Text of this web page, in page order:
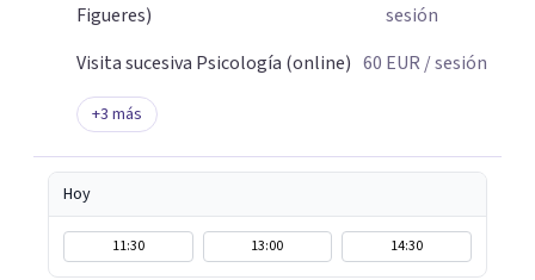
Figueres)
sesión
Visita sucesiva Psicología (online) 60 EUR / sesión
+3 más
Hoy
11:30 13:00 14:30